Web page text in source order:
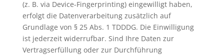
(z. B. via Device-Fingerprinting) eingewilligt haben,
erfolgt die Datenverarbeitung zusätzlich auf
Grundlage von § 25 Abs. 1 TDDDG. Die Einwilligung
ist jederzeit widerrufbar. Sind Ihre Daten zur
Vertragserfüllung oder zur Durchführung